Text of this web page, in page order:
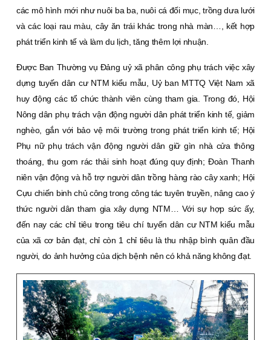
các mô hình mới như nuôi ba ba, nuôi cá đối mục, trồng dưa lưới
và các loại rau màu, cây ăn trái khác trong nhà màn…, kết hợp
phát triển kinh tế và làm du lịch, tăng thêm lợi nhuận.
Ðược Ban Thường vụ Ðảng uỷ xã phân công phụ trách việc xây
dựng tuyến dân cư NTM kiểu mẫu, Uỷ ban MTTQ Việt Nam xã
huy động các tổ chức thành viên cùng tham gia. Trong đó, Hội
Nông dân phụ trách vận động người dân phát triển kinh tế, giảm
nghèo, gắn với bảo vệ môi trường trong phát triển kinh tế; Hội
Phụ nữ phụ trách vận động người dân giữ gìn nhà cửa thông
thoáng, thu gom rác thải sinh hoạt đúng quy định; Ðoàn Thanh
niên vận động và hỗ trợ người dân trồng hàng rào cây xanh; Hội
Cựu chiến binh chủ công trong công tác tuyên truyền, nâng cao ý
thức người dân tham gia xây dựng NTM… Với sự hợp sức ấy,
đến nay các chỉ tiêu trong tiêu chí tuyến dân cư NTM kiểu mẫu
của xã cơ bản đạt, chỉ còn 1 chỉ tiêu là thu nhập bình quân đầu
người, do ảnh hưởng của dịch bệnh nên có khả năng không đạt.